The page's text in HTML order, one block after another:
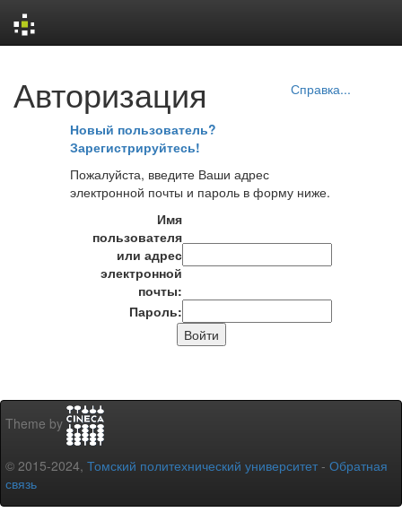
navigation
Авторизация Справка...
Новый пользователь?
Зарегистрируйтесь!
Пожалуйста, введите Ваши адрес
электронной почты и пароль в форму ниже.
Имя
пользователя
или адрес
электронной
почты:
Пароль:
Theme by
© 2015-2024, Томский политехнический университет - Обратная
связь